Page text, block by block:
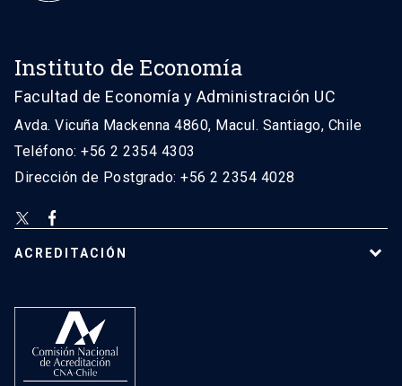
Instituto de Economía
Facultad de Economía y Administración UC
Avda. Vicuña Mackenna 4860, Macul. Santiago, Chile
Teléfono: +56 2 2354 4303
Dirección de Postgrado: +56 2 2354 4028
ACREDITACIÓN